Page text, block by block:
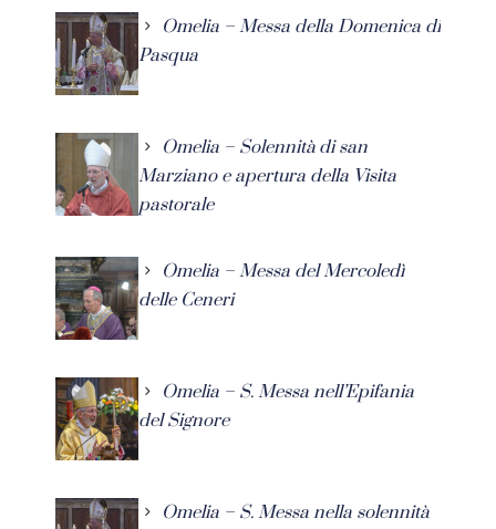
Omelia – Messa della Domenica di
Pasqua
Omelia – Solennità di san
Marziano e apertura della Visita
pastorale
Omelia – Messa del Mercoledì
delle Ceneri
Omelia – S. Messa nell’Epifania
del Signore
Omelia – S. Messa nella solennità